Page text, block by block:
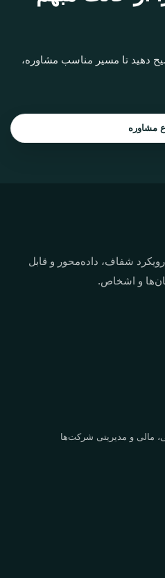
دهید تا مسیر مناسب مشاوره،
مشاوره
شفاف، داده‌محور و قابل
و اشخاص.
مالی و مدیریتی شرکت‌ها